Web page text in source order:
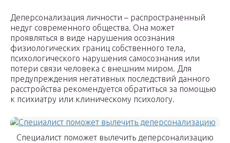
Деперсонализация личности – распространенный
недуг современного общества. Она может
проявляться в виде нарушения осознания
физиологических границ собственного тела,
психологического нарушения самосознания или
потери связи человека с внешним миром. Для
предупреждения негативных последствий данного
расстройства рекомендуется обратиться за помощью
к психиатру или клиническому психологу.
Специалист поможет вылечить деперсонализацию